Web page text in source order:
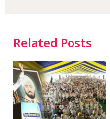
Related Posts